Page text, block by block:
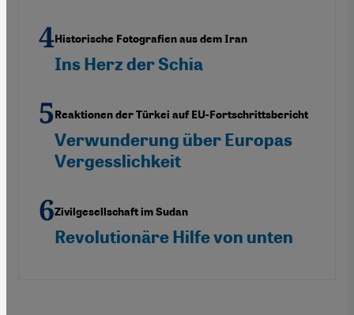
Historische Fotografien aus dem Iran
Ins Herz der Schia
Reaktionen der Türkei auf EU-Fortschrittsbericht
Verwunderung über Europas
Vergesslichkeit
Zivilgesellschaft im Sudan
Revolutionäre Hilfe von unten